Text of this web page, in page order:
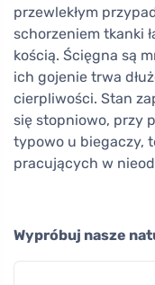
przewlekłym
schorzeniem tkanki
kością. Ścięgna są
ich gojenie trwa
cierpliwości. Stan
się stopniowo, przy
typowo u biegaczy,
pracujących w
Wypróbuj nasze